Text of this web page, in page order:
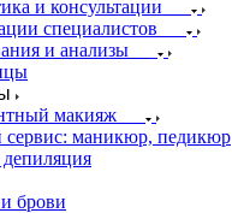
и консультации
специалистов
и анализы
макияж
сервис: маникюр, педикюр
брови